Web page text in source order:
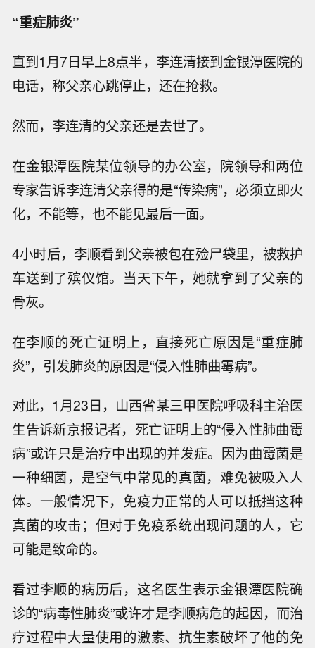
“重症肺炎”
直到1月7日早上8点半，李连清接到金银潭医院的
电话，称父亲心跳停止，还在抢救。
然而，李连清的父亲还是去世了。
在金银潭医院某位领导的办公室，院领导和两位
专家告诉李连清父亲得的是“传染病”，必须立即火
化，不能等，也不能见最后一面。
4小时后，李顺看到父亲被包在殓尸袋里，被救护
车送到了殡仪馆。当天下午，她就拿到了父亲的
骨灰。
在李顺的死亡证明上，直接死亡原因是“重症肺
炎”，引发肺炎的原因是“侵入性肺曲霉病”。
对此，1月23日，山西省某三甲医院呼吸科主治医
生告诉新京报记者，死亡证明上的“侵入性肺曲霉
病”或许只是治疗中出现的并发症。因为曲霉菌是
一种细菌，是空气中常见的真菌，难免被吸入人
体。一般情况下，免疫力正常的人可以抵挡这种
真菌的攻击；但对于免疫系统出现问题的人，它
可能是致命的。
看过李顺的病历后，这名医生表示金银潭医院确
诊的“病毒性肺炎”或许才是李顺病危的起因，而治
疗过程中大量使用的激素、抗生素破坏了他的免